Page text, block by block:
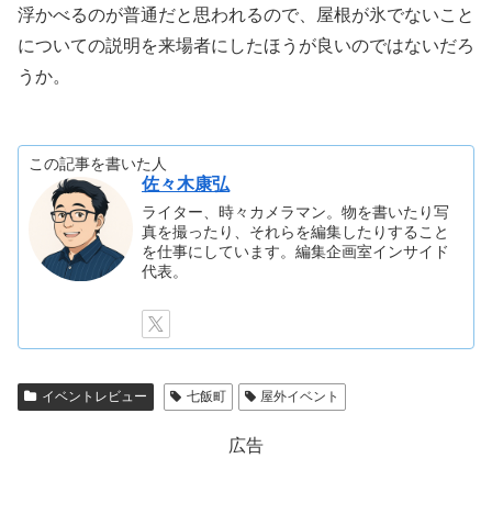
浮かべるのが普通だと思われるので、屋根が氷でないこと
についての説明を来場者にしたほうが良いのではないだろ
うか。
この記事を書いた人
佐々木康弘
ライター、時々カメラマン。物を書いたり写
真を撮ったり、それらを編集したりすること
を仕事にしています。編集企画室インサイド
代表。
イベントレビュー 七飯町 屋外イベント
広告